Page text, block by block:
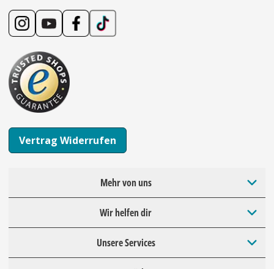
Vertrag Widerrufen
Mehr von uns
Wir helfen dir
Unsere Services